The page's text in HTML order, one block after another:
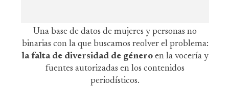
Una base de datos de mujeres y personas no
binarias con la que buscamos reolver el problema:
la falta de diversidad de género en la vocería y
fuentes autorizadas en los contenidos
periodísticos.